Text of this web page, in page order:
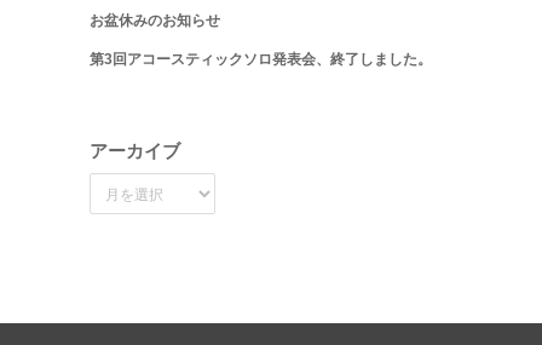
お盆休みのお知らせ
第3回アコースティックソロ発表会、終了しました。
アーカイブ